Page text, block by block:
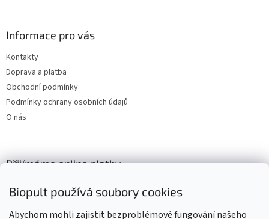
Biopult používá soubory cookies
Abychom mohli zajistit bezproblémové fungování našeho
Informace pro vás
Kontakty
Doprava a platba
Obchodní podmínky
Podmínky ochrany osobních údajů
O nás
Přijímáme online platby